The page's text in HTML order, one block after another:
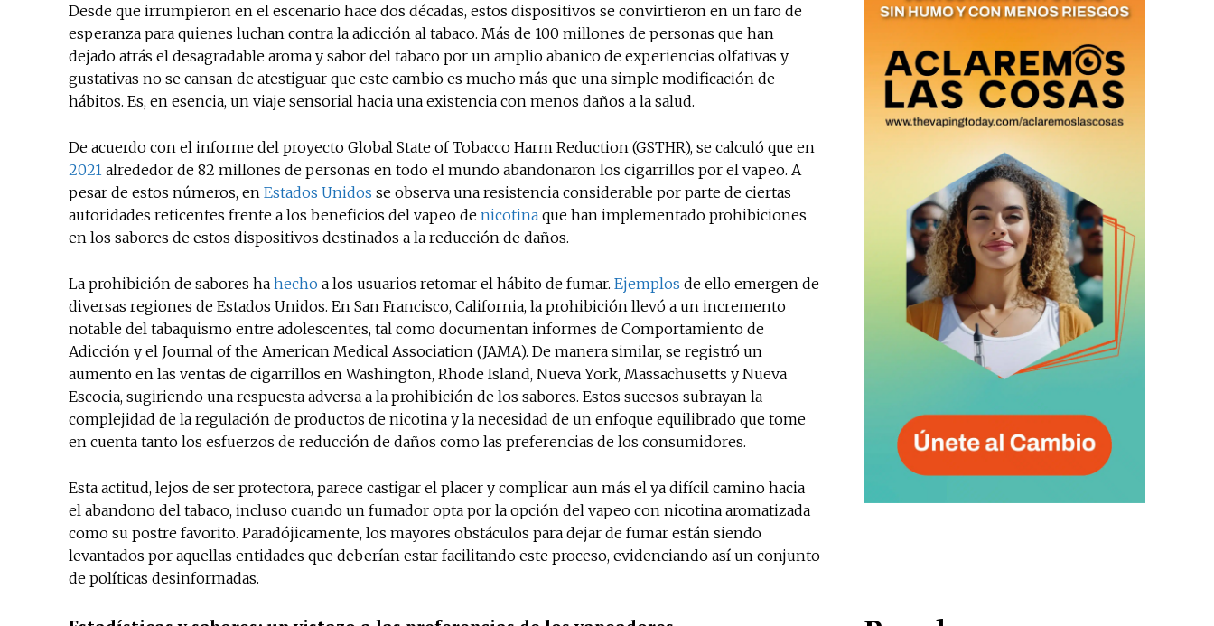
noticias
Suscríbete a nuestro boletín diario y recibe todas las
noticias del vapeo y la reducción de daños en tu correo
electrónico.
Subscribe to our daily clipping and receive all the news
of vaping and tobacco harm reduction in your email.
SUBSCRIBIRSE
Desde que irrumpieron en el escenario hace dos décadas, estos dispositivos se convirtieron en un faro de
esperanza para quienes luchan contra la adicción al tabaco. Más de 100 millones de personas que han
dejado atrás el desagradable aroma y sabor del tabaco por un amplio abanico de experiencias olfativas y
gustativas no se cansan de atestiguar que este cambio es mucho más que una simple modificación de
hábitos. Es, en esencia, un viaje sensorial hacia una existencia con menos daños a la salud.
De acuerdo con el informe del proyecto Global State of Tobacco Harm Reduction (GSTHR), se calculó que en
2021 alrededor de 82 millones de personas en todo el mundo abandonaron los cigarrillos por el vapeo. A
pesar de estos números, en Estados Unidos se observa una resistencia considerable por parte de ciertas
autoridades reticentes frente a los beneficios del vapeo de nicotina que han implementado prohibiciones
en los sabores de estos dispositivos destinados a la reducción de daños.
La prohibición de sabores ha hecho a los usuarios retomar el hábito de fumar. Ejemplos de ello emergen de
diversas regiones de Estados Unidos. En San Francisco, California, la prohibición llevó a un incremento
notable del tabaquismo entre adolescentes, tal como documentan informes de Comportamiento de
Adicción y el Journal of the American Medical Association (JAMA). De manera similar, se registró un
aumento en las ventas de cigarrillos en Washington, Rhode Island, Nueva York, Massachusetts y Nueva
Escocia, sugiriendo una respuesta adversa a la prohibición de los sabores. Estos sucesos subrayan la
complejidad de la regulación de productos de nicotina y la necesidad de un enfoque equilibrado que tome
en cuenta tanto los esfuerzos de reducción de daños como las preferencias de los consumidores.
Esta actitud, lejos de ser protectora, parece castigar el placer y complicar aun más el ya difícil camino hacia
el abandono del tabaco, incluso cuando un fumador opta por la opción del vapeo con nicotina aromatizada
como su postre favorito. Paradójicamente, los mayores obstáculos para dejar de fumar están siendo
levantados por aquellas entidades que deberían estar facilitando este proceso, evidenciando así un conjunto
de políticas desinformadas.